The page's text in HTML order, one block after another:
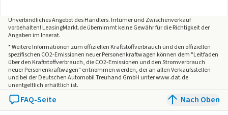
Unverbindliches Angebot desHändlers. Irrtümer und Zwischenverkauf
vorbehalten! LeasingMarkt.de übernimmt keine Gewähr für die Richtigkeit der
Angaben im Inserat.
* Weitere Informationen zum offiziellen Kraftstoffverbrauch und den offiziellen
spezifischen CO2-Emissionen neuer Personenkraftwagen können dem "Leitfaden
über den Kraftstoffverbrauch, die CO2-Emissionen und den Stromverbrauch
neuer Personenkraftwagen" entnommen werden, der an allen Verkaufsstellen
und bei der Deutschen Automobil Treuhand GmbH unter www.dat.de
unentgeltlich erhältlich ist.
FAQ-Seite Nach Oben